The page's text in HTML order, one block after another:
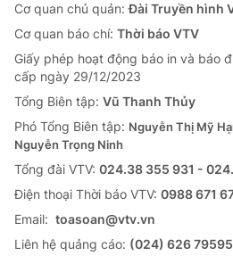
Cơ quan chủ quản:Đài Truyền hình
Cơ quan báo chí: Thời báo VTV
Giấy phép hoạt động báo in và báo
cấp ngày 29/12/2023
Tổng Biên tập: Vũ Thanh Thủy
Phó Tổng Biên tập: Nguyễn Thị Mỹ
Nguyễn Trọng Ninh
Tổng đài VTV: 024.38 355 931 -
Ðiện thoại Thời báo VTV: 0988 671
Email: toasoan@vtv.vn
Liên hệ quảng cáo: (024) 626 79595